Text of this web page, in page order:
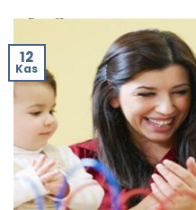
12
Kas